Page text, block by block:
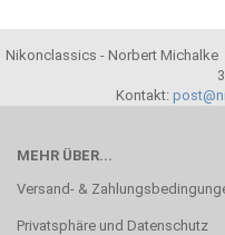
Nikonclassics - Norbert Michalke
Kontakt:
MEHR ÜBER...
Versand- &
Privatsphäre und Datenschutz